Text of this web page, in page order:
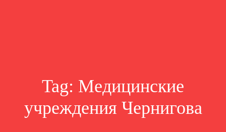
Tag: Медицинские
учреждения Чернигова